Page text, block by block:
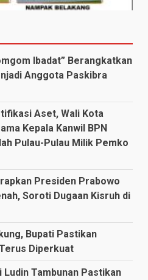
Ibadat” Berangkatkan
Anggota Paskibra
Aset, Wali Kota
Kepala Kanwil BPN
Pulau-Pulau Milik Pemko
Presiden Prabowo
Soroti Dugaan Kisruh di
Bupati Pastikan
Diperkuat
Tambunan Pastikan